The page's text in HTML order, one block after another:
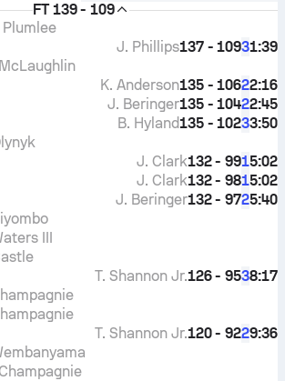
FT 139 - 109
Plumlee
1:39
3
137 - 109
J. Phillips
2:16
2
135 - 106
K. Anderson
2:45
2
135 - 104
J. Beringer
3:50
3
135 - 102
B. Hyland
5:02
1
132 - 99
J. Clark
5:02
1
132 - 98
J. Clark
5:40
2
132 - 97
J. Beringer
III
8:17
3
126 - 95
T. Shannon Jr.
9:36
2
120 - 92
T. Shannon Jr.